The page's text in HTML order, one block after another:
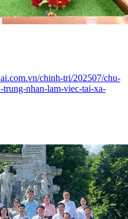
chinh-tri/202507/chu-
nhan-lam-viec-tai-xa-